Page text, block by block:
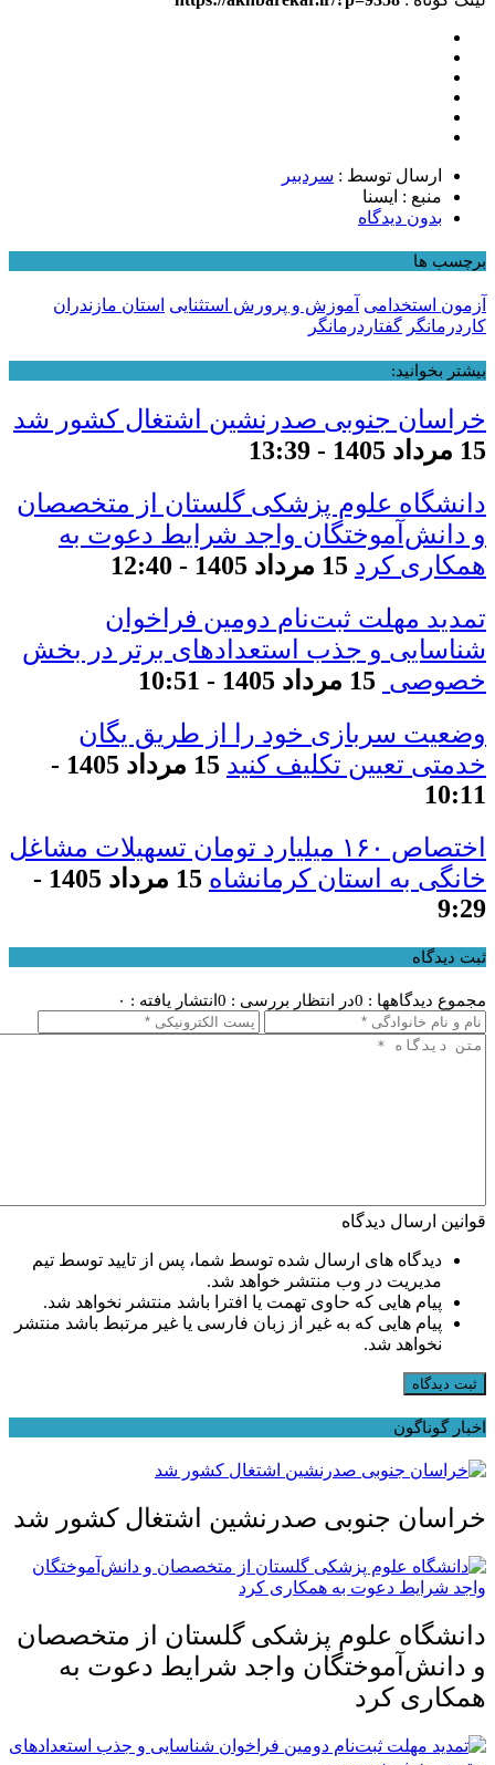
ارسال توسط : سردبیر
منبع : ایسنا
بدون دیدگاه
برچسب ها
آزمون استخدامی آموزش و پرورش استثنایی استان مازندران
کاردرمانگر گفتاردرمانگر
بیشتر بخوانید:
خراسان جنوبی صدرنشین اشتغال کشور شد
15 مرداد 1405 - 13:39
دانشگاه علوم پزشکی گلستان از متخصصان
و دانش‌آموختگان واجد شرایط دعوت به
همکاری کرد 15 مرداد 1405 - 12:40
تمدید مهلت ثبت‌نام دومین فراخوان
شناسایی و جذب استعدادهای برتر در بخش
خصوصی 15 مرداد 1405 - 10:51
وضعیت سربازی خود را از طریق یگان
خدمتی تعیین تکلیف کنید
15 مرداد 1405 -
10:11
اختصاص ۱۶۰ میلیارد تومان تسهیلات مشاغل
خانگی به استان کرمانشاه
15 مرداد 1405 -
9:29
ثبت دیدگاه
مجموع دیدگاهها : 0 در انتظار بررسی : 0 انتشار یافته : ۰
قوانین ارسال دیدگاه
دیدگاه های ارسال شده توسط شما، پس از تایید توسط تیم
مدیریت در وب منتشر خواهد شد.
پیام هایی که حاوی تهمت یا افترا باشد منتشر نخواهد شد.
پیام هایی که به غیر از زبان فارسی یا غیر مرتبط باشد منتشر
نخواهد شد.
ثبت دیدگاه
اخبار گوناگون
خراسان جنوبی صدرنشین اشتغال کشور شد
دانشگاه علوم پزشکی گلستان از متخصصان
و دانش‌آموختگان واجد شرایط دعوت به
همکاری کرد